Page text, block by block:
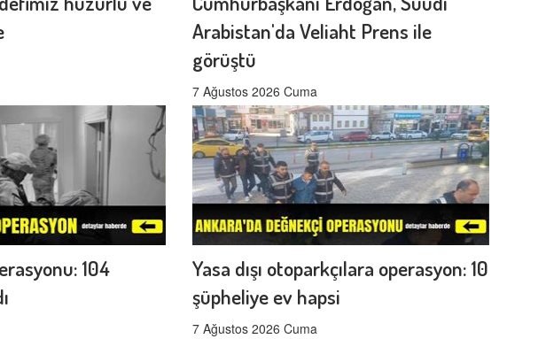
Arabistan'da Veliaht Prens ile
görüştü
7 Ağustos 2026 Cuma
104
Yasa dışı otoparkçılara operasyon: 10
şüpheliye ev hapsi
7 Ağustos 2026 Cuma